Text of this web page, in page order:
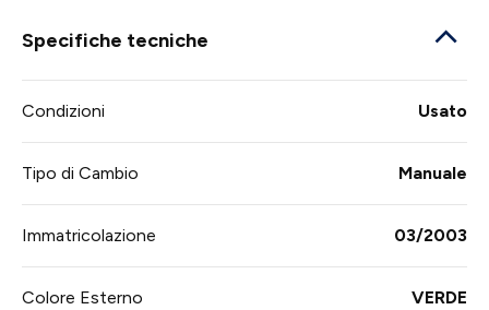
Specifiche tecniche
Condizioni Usato
Tipo di Cambio Manuale
Immatricolazione 03/2003
Colore Esterno VERDE